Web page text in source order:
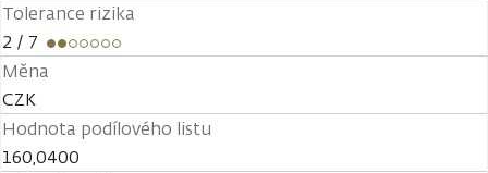
Tolerance rizika
2 / 7
Měna
CZK
Hodnota podílového listu
160,0400